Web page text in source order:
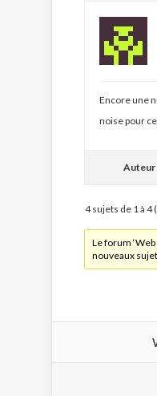
Encore une
noise pour
Auteur
4 sujets de 1 à 4
Le forum
nouveaux